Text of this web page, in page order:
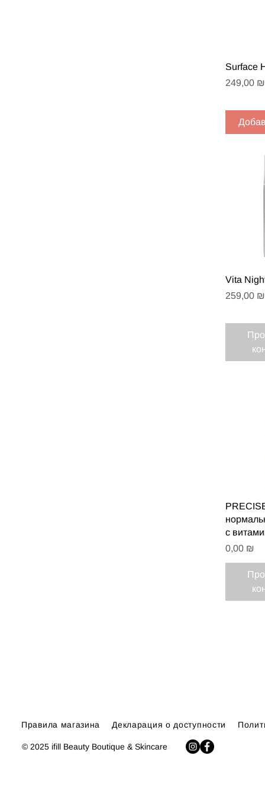
Surface
Цена
249,00 ₪
Vita
Цена
259,00 ₪
с
Цена
0,00 ₪
Правила магазина Декларация о доступности
© 2025 ifill Beauty Boutique & Skincare